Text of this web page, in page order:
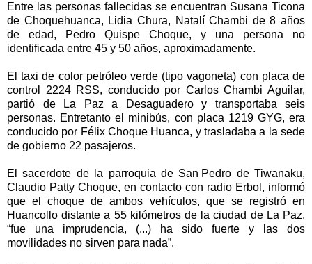
Entre las personas fallecidas se encuentran Susana Ticona
de Choquehuanca, Lidia Chura, Natalí Chambi de 8 años
de edad, Pedro Quispe Choque, y una persona no
identificada entre 45 y 50 años, aproximadamente.
El taxi de color petróleo verde (tipo vagoneta) con placa de
control 2224 RSS, conducido por Carlos Chambi Aguilar,
partió de La Paz a Desaguadero y transportaba seis
personas. Entretanto el minibús, con placa 1219 GYG, era
conducido por Félix Choque Huanca, y trasladaba a la sede
de gobierno 22 pasajeros.
El sacerdote de la parroquia de San Pedro de Tiwanaku,
Claudio Patty Choque, en contacto con radio Erbol, informó
que el choque de ambos vehículos, que se registró en
Huancollo distante a 55 kilómetros de la ciudad de La Paz,
“fue una imprudencia, (...) ha sido fuerte y las dos
movilidades no sirven para nada”.